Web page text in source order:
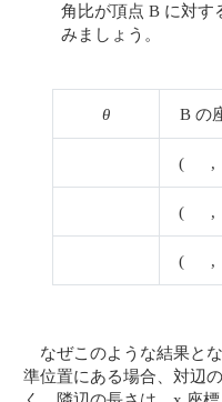
角比が頂点 B に対す
みましょう。
θ B の
(
(
(
なぜこのような結果と
準位置にある場合、対辺